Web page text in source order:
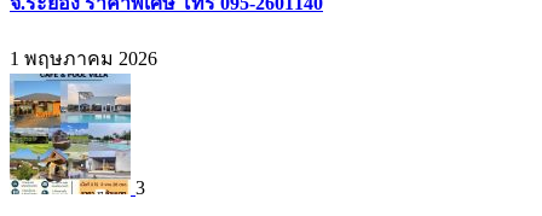
1 พฤษภาคม 2026
3